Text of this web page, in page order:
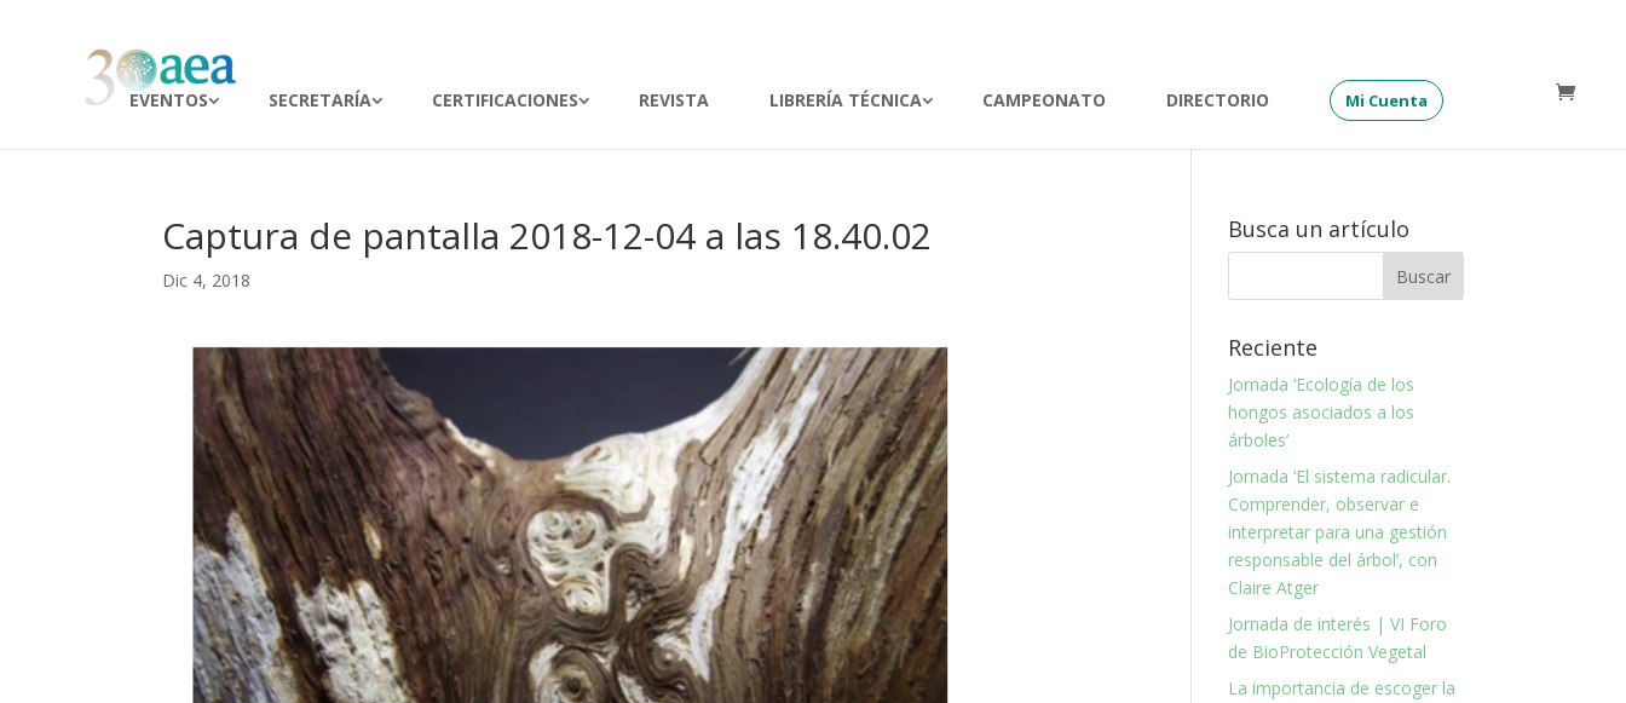
EVENTOS SECRETARÍA CERTIFICACIONES REVISTA LIBRERÍA TÉCNICA CAMPEONATO DIRECTORIO Mi Cuenta
Captura de pantalla 2018-12-04 a las 18.40.02
Dic 4, 2018
Busca un artículo
Reciente
Jornada ‘Ecología de los
hongos asociados a los
árboles’
Jornada ‘El sistema radicular.
Comprender, observar e
interpretar para una gestión
responsable del árbol’, con
Claire Atger
Jornada de interés | VI Foro
de BioProtección Vegetal
La importancia de escoger la